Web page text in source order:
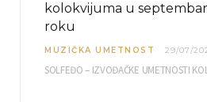
kolokvijuma u
roku
MUZIČKA UMETNOST 29/07/